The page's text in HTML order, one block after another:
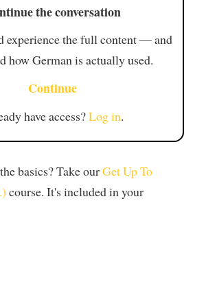
the conversation
experience the full content — and
how German is actually used.
Continue
have access?Log in.
basics? Take ourGet Up To
course. It's included in your